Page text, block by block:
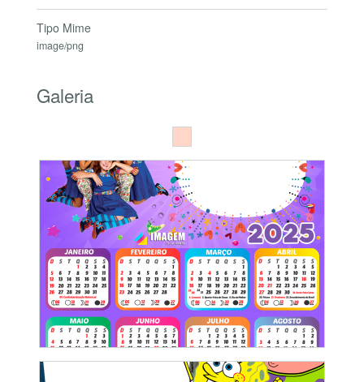
Tipo Mime
image/png
Galeria